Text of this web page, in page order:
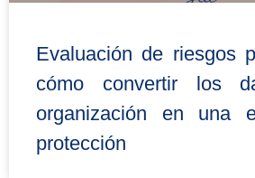
Evaluación de riesgos
cómo convertir los
organización en una
protección